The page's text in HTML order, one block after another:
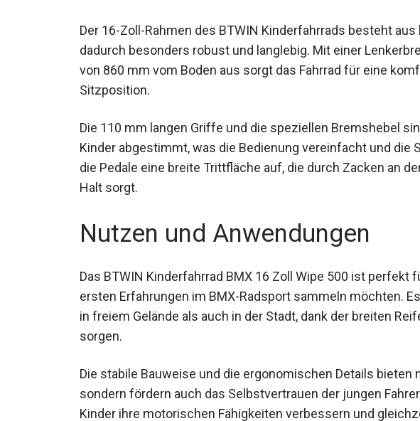
Der 16-Zoll-Rahmen des BTWIN Kinderfahrrads besteht
dadurch besonders robust und langlebig. Mit einer
von 860 mm vom Boden aus sorgt das Fahrrad für eine
Sitzposition.
Die 110 mm langen Griffe und die speziellen Bremshebel
der Kinder abgestimmt, was die Bedienung vereinfacht und
weisen die Pedale eine breite Trittfläche auf, die durch
zusätzlichen Halt sorgt.
Nutzen und Anwendungen
Das BTWIN Kinderfahrrad BMX 16 Zoll Wipe 500 ist perfekt
ersten Erfahrungen im BMX-Radsport sammeln möchten.
in freiem Gelände als auch in der Stadt, dank der breiten
sorgen.
Die stabile Bauweise und die ergonomischen Details bieten
Komfort, sondern fördern auch das Selbstvertrauen der
können Kinder ihre motorischen Fähigkeiten verbessern und